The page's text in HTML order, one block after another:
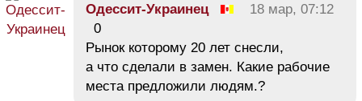
Одессит-Украинец
18 мар, 07:12
0
Рынок которому 20 лет снесли,
а что сделали в замен. Какие рабочие
места предложили людям.?